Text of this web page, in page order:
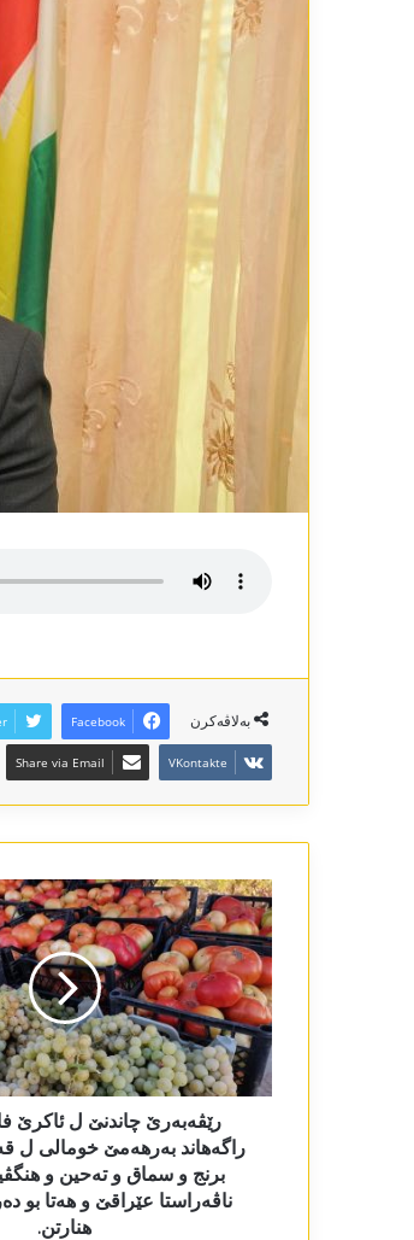
بەلاڤەکرن Facebook
VKontakte
Share via Email
رێڤەبەرێ چاندنێ ل ئاکرێ
راگەھاند بەرھەمێ خومالی ل
برنج و سماق و تەحین و
ناڤەراستا عێراقێ و ھەتا بو
ھنارتن.